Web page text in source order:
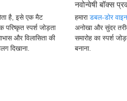
है, इसे एक मैट
परिष्कृत स्पर्श जोड़ता
और विलासिता की
दिखाना.
नवोन्वेषी बॉक्स
हमाराडबल-डोर
अनोखा और सुंदर
समारोह का स्पर्श
बनाना.